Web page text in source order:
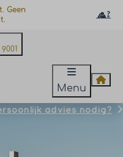
Geen
Menu
advies nodig?